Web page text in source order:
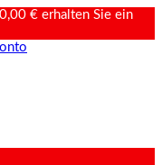
€ erhalten Sie ein